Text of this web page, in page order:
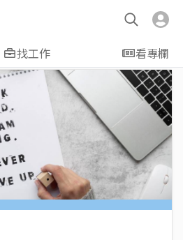
找工作 看專欄